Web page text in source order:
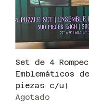
Set de 4
Emblemáticos
piezas c/u)
Agotado